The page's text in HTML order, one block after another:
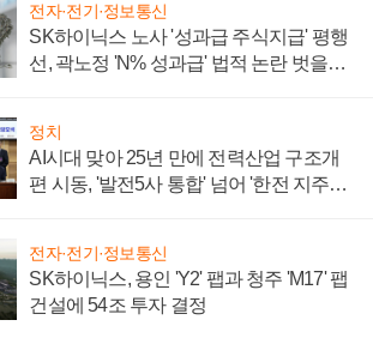
전자·전기·정보통신
SK하이닉스 노사 '성과급 주식지급' 평행
선, 곽노정 'N% 성과급' 법적 논란 벗을지
정치
AI시대 맞아 25년 만에 전력산업 구조개
편 시동, '발전5사 통합' 넘어 '한전 지주사'
전자·전기·정보통신
SK하이닉스, 용인 'Y2' 팹과 청주 'M17' 팹
건설에 54조 투자 결정